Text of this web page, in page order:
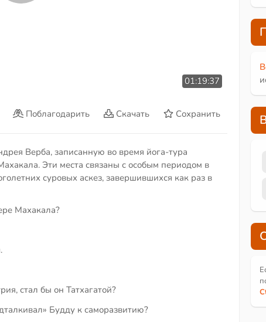
01:19:37
Поблагодарить Скачать Сохранить
Верба, записанную во время йога-тура
Эти места связаны с особым периодом в
суровых аскез, завершившихся как раз в
Махакала?
стал бы он Татхагатой?
Будду к саморазвитию?